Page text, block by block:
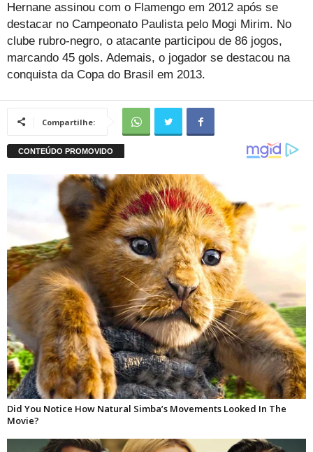
Hernane assinou com o Flamengo em 2012 após se
destacar no Campeonato Paulista pelo Mogi Mirim. No
clube rubro-negro, o atacante participou de 86 jogos,
marcando 45 gols. Ademais, o jogador se destacou na
conquista da Copa do Brasil em 2013.
Compartilhe: